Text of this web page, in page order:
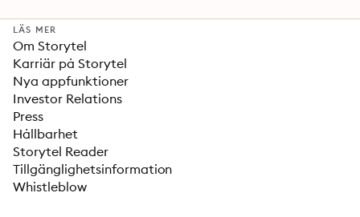
LÄS MER
Om Storytel
Karriär på Storytel
Nya appfunktioner
Investor Relations
Press
Hållbarhet
Storytel Reader
Tillgänglighetsinformation
Whistleblow